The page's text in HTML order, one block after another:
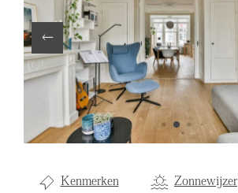
Kenmerken Zonnewijzer
DIENSTEN
Aanhuur
Aankoop
Beheer
Verhuur